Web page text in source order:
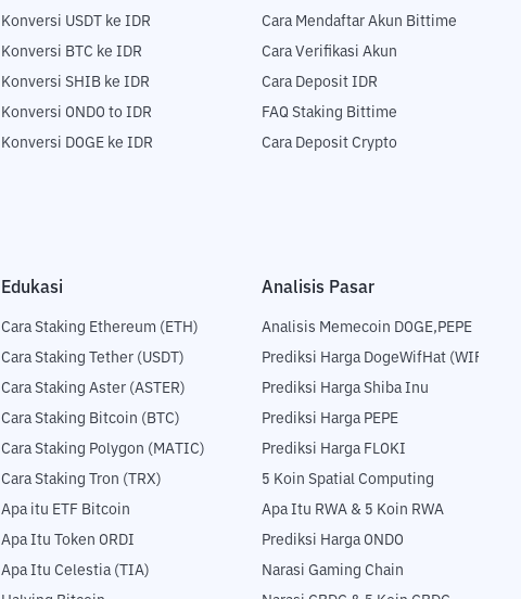
Konversi USDT ke IDR
Konversi BTC ke IDR
Konversi SHIB ke IDR
Konversi ONDO to IDR
Konversi DOGE ke IDR
Cara Mendaftar Akun Bittime
Cara Verifikasi Akun
Cara Deposit IDR
FAQ Staking Bittime
Cara Deposit Crypto
Edukasi
Cara Staking Ethereum (ETH)
Cara Staking Tether (USDT)
Cara Staking Aster (ASTER)
Cara Staking Bitcoin (BTC)
Cara Staking Polygon (MATIC)
Cara Staking Tron (TRX)
Apa itu ETF Bitcoin
Apa Itu Token ORDI
Apa Itu Celestia (TIA)
Analisis Pasar
Analisis Memecoin DOGE,PEPE
Prediksi Harga DogeWifHat (WIF)
Prediksi Harga Shiba Inu
Prediksi Harga PEPE
Prediksi Harga FLOKI
5 Koin Spatial Computing
Apa Itu RWA & 5 Koin RWA
Prediksi Harga ONDO
Narasi Gaming Chain